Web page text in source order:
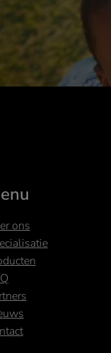
ons